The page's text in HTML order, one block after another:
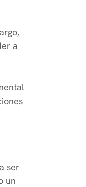
a
ser
un